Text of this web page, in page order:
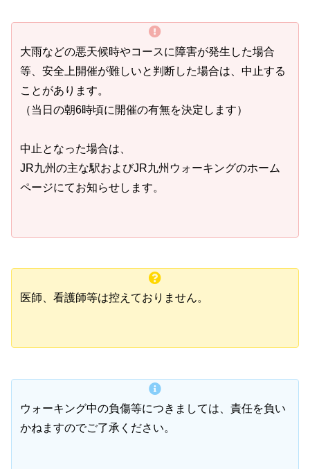
大雨などの悪天候時やコースに障害が発生した場合
等、安全上開催が難しいと判断した場合は、中止する
ことがあります。
（当日の朝6時頃に開催の有無を決定します）
中止となった場合は、
JR九州の主な駅およびJR九州ウォーキングのホーム
ページにてお知らせします。
医師、看護師等は控えておりません。
ウォーキング中の負傷等につきましては、責任を負い
かねますのでご了承ください。